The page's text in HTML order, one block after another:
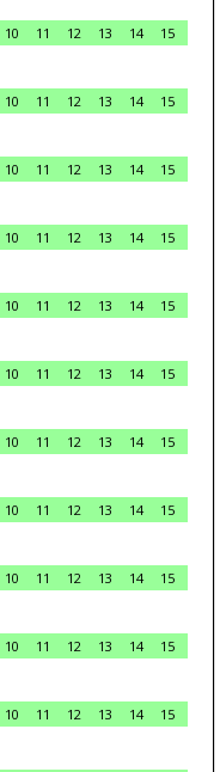
10 11 12 13 14
15
10 11 12 13 14
15
10 11 12 13 14
15
10 11 12 13 14
15
10 11 12 13 14
15
10 11 12 13 14
15
10 11 12 13 14
15
10 11 12 13 14
15
10 11 12 13 14
15
10 11 12 13 14
15
10 11 12 13 14
15